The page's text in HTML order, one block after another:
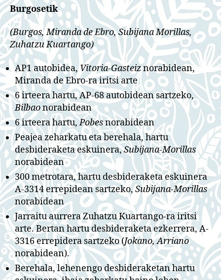
Burgosetik
(Burgos, Miranda de Ebro, Subijana Morillas,
Zuhatzu Kuartango)
AP1 autobidea,Vitoria-Gasteiznorabidean,
Miranda de Ebro-ra iritsi arte
6 irteera hartu, AP-68 autobidean sartzeko,
Bilbaonorabidean
6 irteera hartu,Pobesnorabidean
Peajea zeharkatu eta berehala, hartu
desbideraketa eskuinera,Subijana-Morillas
norabidean
300 metrotara, hartu desbideraketa eskuinera
A-3314 errepidean sartzeko,Subijana-Morillas
norabidean
Jarraitu aurrera Zuhatzu Kuartango-ra iritsi
arte. Bertan hartu desbideraketa ezkerrera, A-
3316 errepidera sartzeko (Jokano, Arriano
norabidean).
Berehala, lehenengo desbideraketan hartu